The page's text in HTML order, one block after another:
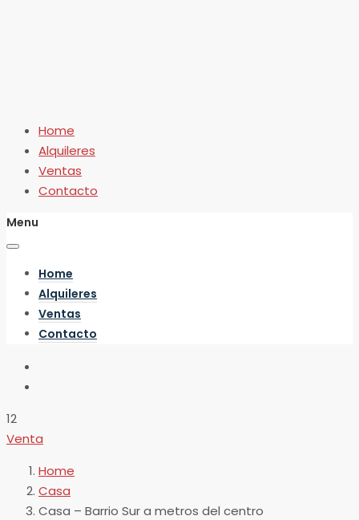
Home
Alquileres
Ventas
Contacto
Menu
Home
Alquileres
Ventas
Contacto
12
Venta
Home
Casa
Casa – Barrio Sur a metros del centro